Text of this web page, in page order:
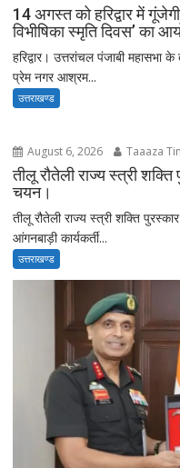
14 अगस्त को हरिद्वार में
विभीषिका स्मृति दिवस’ का
हरिद्वार। उत्तरांचल पंजाबी
प्रेम नगर आश्रम...
उत्तराखण्ड
August 6, 2026 Taaaza
तीलू रौतेली राज्य स्त्री
चयन।
तीलू रौतेली राज्य स्त्री शक्ति
आंगनबाड़ी कार्यकर्ती...
उत्तराखण्ड